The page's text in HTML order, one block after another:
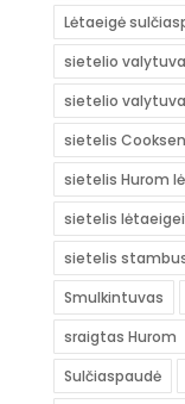
Lėtaeigė
sietelio
sietelio
sietelis
sietelis Hurom
sietelis
sietelis
Smulkintuvas
sraigtas Hurom
Sulčiaspaudė